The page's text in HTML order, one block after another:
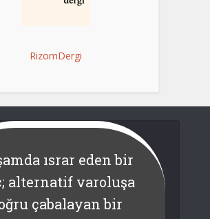
RizomDergi
ısrar eden bir
alternatif varoluşa
çabalayan bir